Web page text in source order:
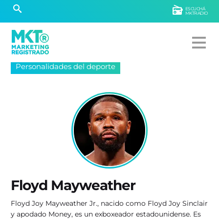
ESCUCHÁ
MKTRADIO
Personalidades del deporte
Floyd Mayweather
Floyd Joy Mayweather Jr., nacido como Floyd Joy Sinclair
y apodado Money, es un exboxeador estadounidense.​ Es